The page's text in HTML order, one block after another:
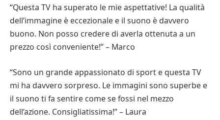
“Questa TV ha superato le mie aspettative! La qualità
dell’immagine è eccezionale e il suono è davvero
buono. Non posso credere di averla ottenuta a un
prezzo così conveniente!” – Marco
“Sono un grande appassionato di sport e questa TV
mi ha davvero sorpreso. Le immagini sono superbe e
il suono ti fa sentire come se fossi nel mezzo
dell’azione. Consigliatissima!” – Laura